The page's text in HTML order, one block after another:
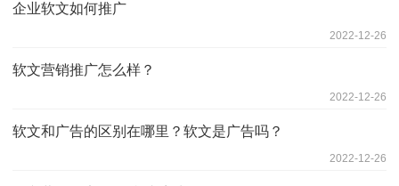
企业软文如何推广
2022-12-26
软文营销推广怎么样？
2022-12-26
软文和广告的区别在哪里？软文是广告吗？
2022-12-26